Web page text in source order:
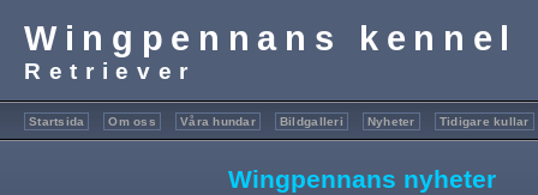
Wingpennans
Retriever
Startsida Om oss Våra hundar Bildgalleri Nyheter Tidigare kullar
Wingpennans nyheter